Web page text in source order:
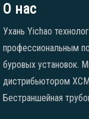
О нас
Ухань Yichao
профессиональным
буровых установок.
дистрибьютором
Бестраншейная